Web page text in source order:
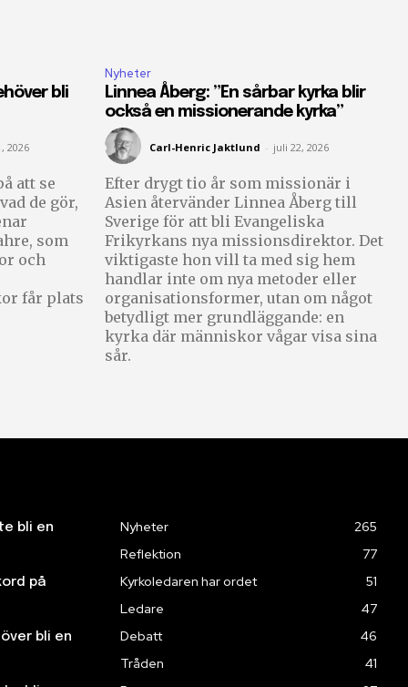
bli
2026
att se
de gör,
som
och
får plats
Nyheter
Linnea Åberg: ”En sårbar kyrka blir
också en missionerande kyrka”
Carl-Henric Jaktlund - juli 22, 2026
Efter drygt tio år som missionär i
Asien återvänder Linnea Åberg till
Sverige för att bli Evangeliska
Frikyrkans nya missionsdirektor. Det
viktigaste hon vill ta med sig hem
handlar inte om nya metoder eller
organisationsformer, utan om något
betydligt mer grundläggande: en
kyrka där människor vågar visa sina
sår.
bli en
på
bli en
Nyheter
265
Reflektion
77
Kyrkoledaren har ordet
51
Ledare
47
Debatt
46
Tråden
41